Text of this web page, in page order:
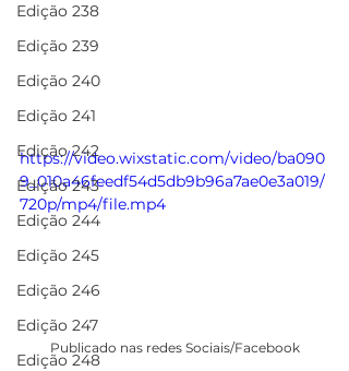
Edição 238
Edição 239
Edição 240
Edição 241
Edição 242
Edição 243
Edição 244
Edição 245
Edição 246
Edição 247
Edição 248
https://video.wixstatic.com/video/ba090
9_010a46feedf54d5db9b96a7ae0e3a019/
720p/mp4/file.mp4
Publicado nas redes Sociais/Facebook